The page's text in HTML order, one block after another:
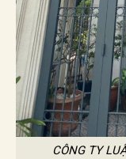
CÔNG TY